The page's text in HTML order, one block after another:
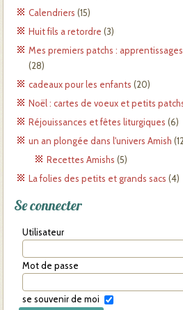
Calendriers (15)
Huit fils a retordre (3)
Mes premiers patchs :
(28)
cadeaux pour les enfants (20)
Noël : cartes de voeux et petits
Réjouissances et fêtes liturgiques (6)
un an plongée dans l'univers Amish
Recettes Amishs (5)
La folies des petits et grands sacs (4)
Se connecter
Utilisateur
Mot de passe
se souvenir de moi